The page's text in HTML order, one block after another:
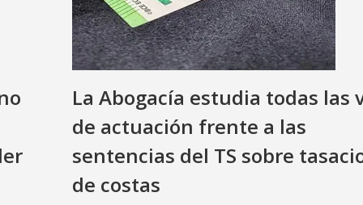
La Abogacía estudia todas las
de actuación frente a las
sentencias del TS sobre
de costas